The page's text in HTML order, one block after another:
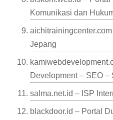
Komunikasi dan
Jepang
Development – SEO –
salma.net.id – ISP
blackdoor.id – Portal